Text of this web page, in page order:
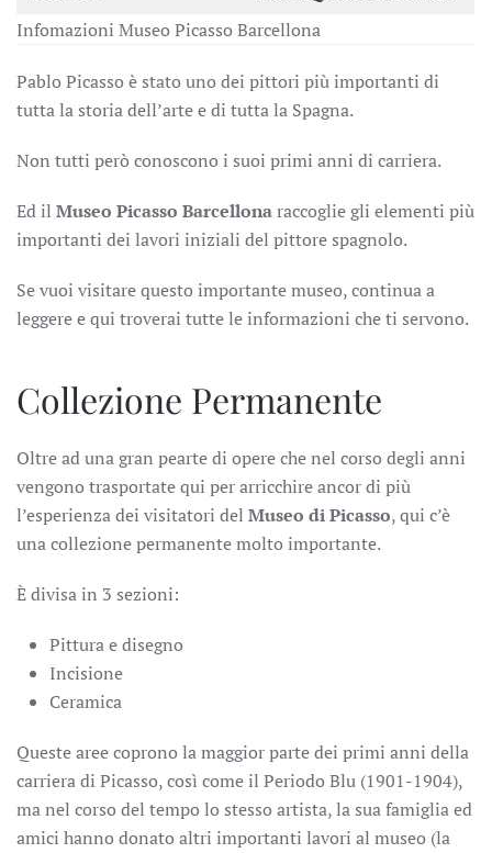
Infomazioni Museo Picasso Barcellona
Pablo Picasso è stato uno dei pittori più importanti di
tutta la storia dell’arte e di tutta la Spagna.
Non tutti però conoscono i suoi primi anni di carriera.
Ed il Museo Picasso Barcellonaraccoglie gli elementi più
importanti dei lavori iniziali del pittore spagnolo.
Se vuoi visitare questo importante museo, continua a
leggere e qui troverai tutte le informazioni che ti servono.
Collezione Permanente
Oltre ad una gran pearte di opere che nel corso degli anni
vengono trasportate qui per arricchire ancor di più
l’esperienza dei visitatori del Museo di Picasso, qui c’è
una collezione permanente molto importante.
È divisa in 3 sezioni:
Pittura e disegno
Incisione
Ceramica
Queste aree coprono la maggior parte dei primi anni della
carriera di Picasso, così come il Periodo Blu (1901-1904),
ma nel corso del tempo lo stesso artista, la sua famiglia ed
amici hanno donato altri importanti lavori al museo (la